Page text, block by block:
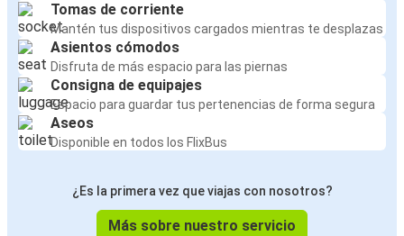
Tomas de corriente
Mantén tus dispositivos cargados mientras te desplazas
Asientos cómodos
Disfruta de más espacio para las piernas
Consigna de equipajes
Espacio para guardar tus pertenencias de forma segura
Aseos
Disponible en todos los FlixBus
¿Es la primera vez que viajas con nosotros?
Más sobre nuestro servicio